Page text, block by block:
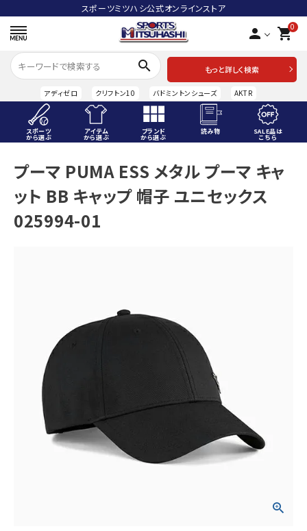
スポーツミツハシ公式オンラインストア
person 0
shopping_cart
search
もっと詳しく検索
アディゼロ クリフトン10 バドミントンシューズ AKTR
スポーツ
から選ぶ
アイテム
から選ぶ
ブランド
から選ぶ
読み物 SALE品は
こちら
ACCOUNT MENU
ようこそ ゲスト 様
meeting_room ログイン
SALE品はこちら
INFORMATIOM
ご利用ガイド
お問い合わせ
プーマ PUMA ESS メタル プーマ キャ
ット BB キャップ 帽子 ユニセックス
025994-01